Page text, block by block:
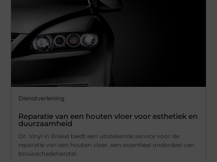
Dienstverlening
Reparatie van een houten vloer voor esthetiek en
duurzaamheid
Dr. Vinyl in Brakel biedt een uitstekende service voor de
reparatie van een houten vloer, een essentieel onderdeel van
bouwschadeherstel.